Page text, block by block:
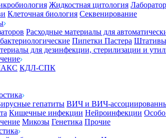
Жидкостная цитология
Клеточная биология Секвенирование
Расходные материалы для
Пипетки Пастера Штативы
для дезинфекции, стерилизации и
КДЛ-СПК
гепатиты ВИЧ и ВИЧ-
Кишечные инфекции Нейроинфекции
Микозы Генетика Прочие